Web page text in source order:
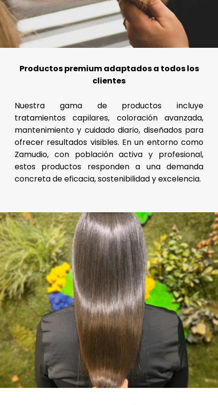
Productos premium adaptados a todos los
clientes
Nuestra gama de productos incluye
tratamientos capilares, coloración avanzada,
mantenimiento y cuidado diario, diseñados para
ofrecer resultados visibles. En un entorno como
Zamudio, con población activa y profesional,
estos productos responden a una demanda
concreta de eficacia, sostenibilidad y excelencia.